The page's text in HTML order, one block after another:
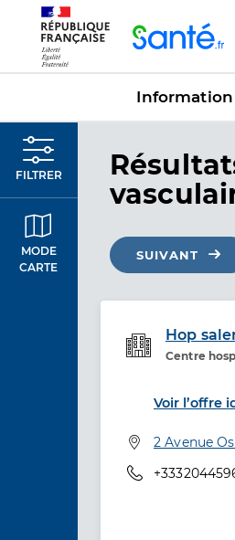
Information
FILTRER
MODE
CARTE
SUIVANT
Hop
Centre
Voir l’offre
Adresse
2 Avenue
Téléphone
Panneau de gestion des cookies